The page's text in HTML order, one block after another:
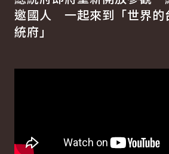
邀國人 一起來到「世界的
統府」